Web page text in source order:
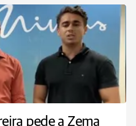
pede a Zema